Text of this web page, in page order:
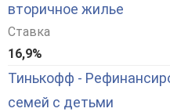
вторичное жилье
Ставка
16,9%
Тинькофф -
семей с детьми